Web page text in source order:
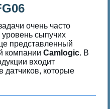
очень часто
уровень сыпучих
представленный
компанииCamlogic. В
входит
датчиков, которые